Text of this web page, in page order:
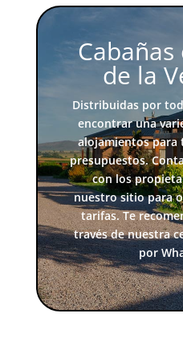
Cabañas
de la
Distribuidas por
encontrar una
alojamientos para
presupuestos.
con los
nuestro sitio para
tarifas. Te
través de nuestra
por